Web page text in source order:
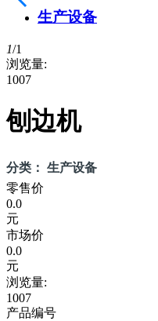
生产设备
1/1
浏览量:
1007
刨边机
分类： 生产设备
零售价
0.0
元
市场价
0.0
元
浏览量:
1007
产品编号